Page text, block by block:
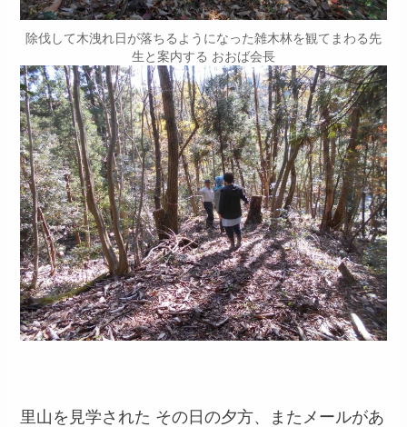
除伐して木洩れ日が落ちるようになった雑木林を観てまわる先
生と案内する おおば会長
里山を見学された その日の夕方、またメールがあ